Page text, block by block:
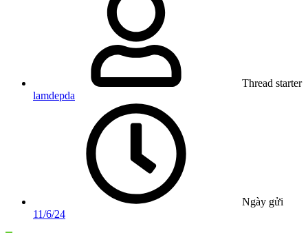
Thread starter
lamdepda
Ngày gửi
11/6/24